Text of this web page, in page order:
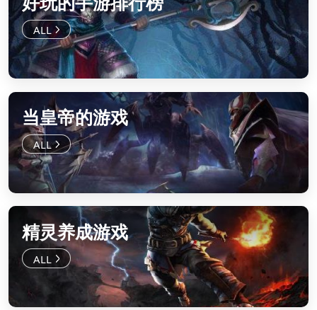
当皇帝的游戏
精灵养成游戏